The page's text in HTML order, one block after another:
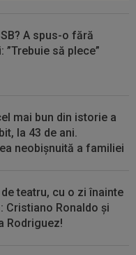
înaintea
bun”
A spus-o fără
”Trebuie să plece”
mai bun din istorie a
la 43 de ani.
neobișnuită a familiei
teatru, cu o zi înainte
Cristiano Ronaldo și
Rodriguez!